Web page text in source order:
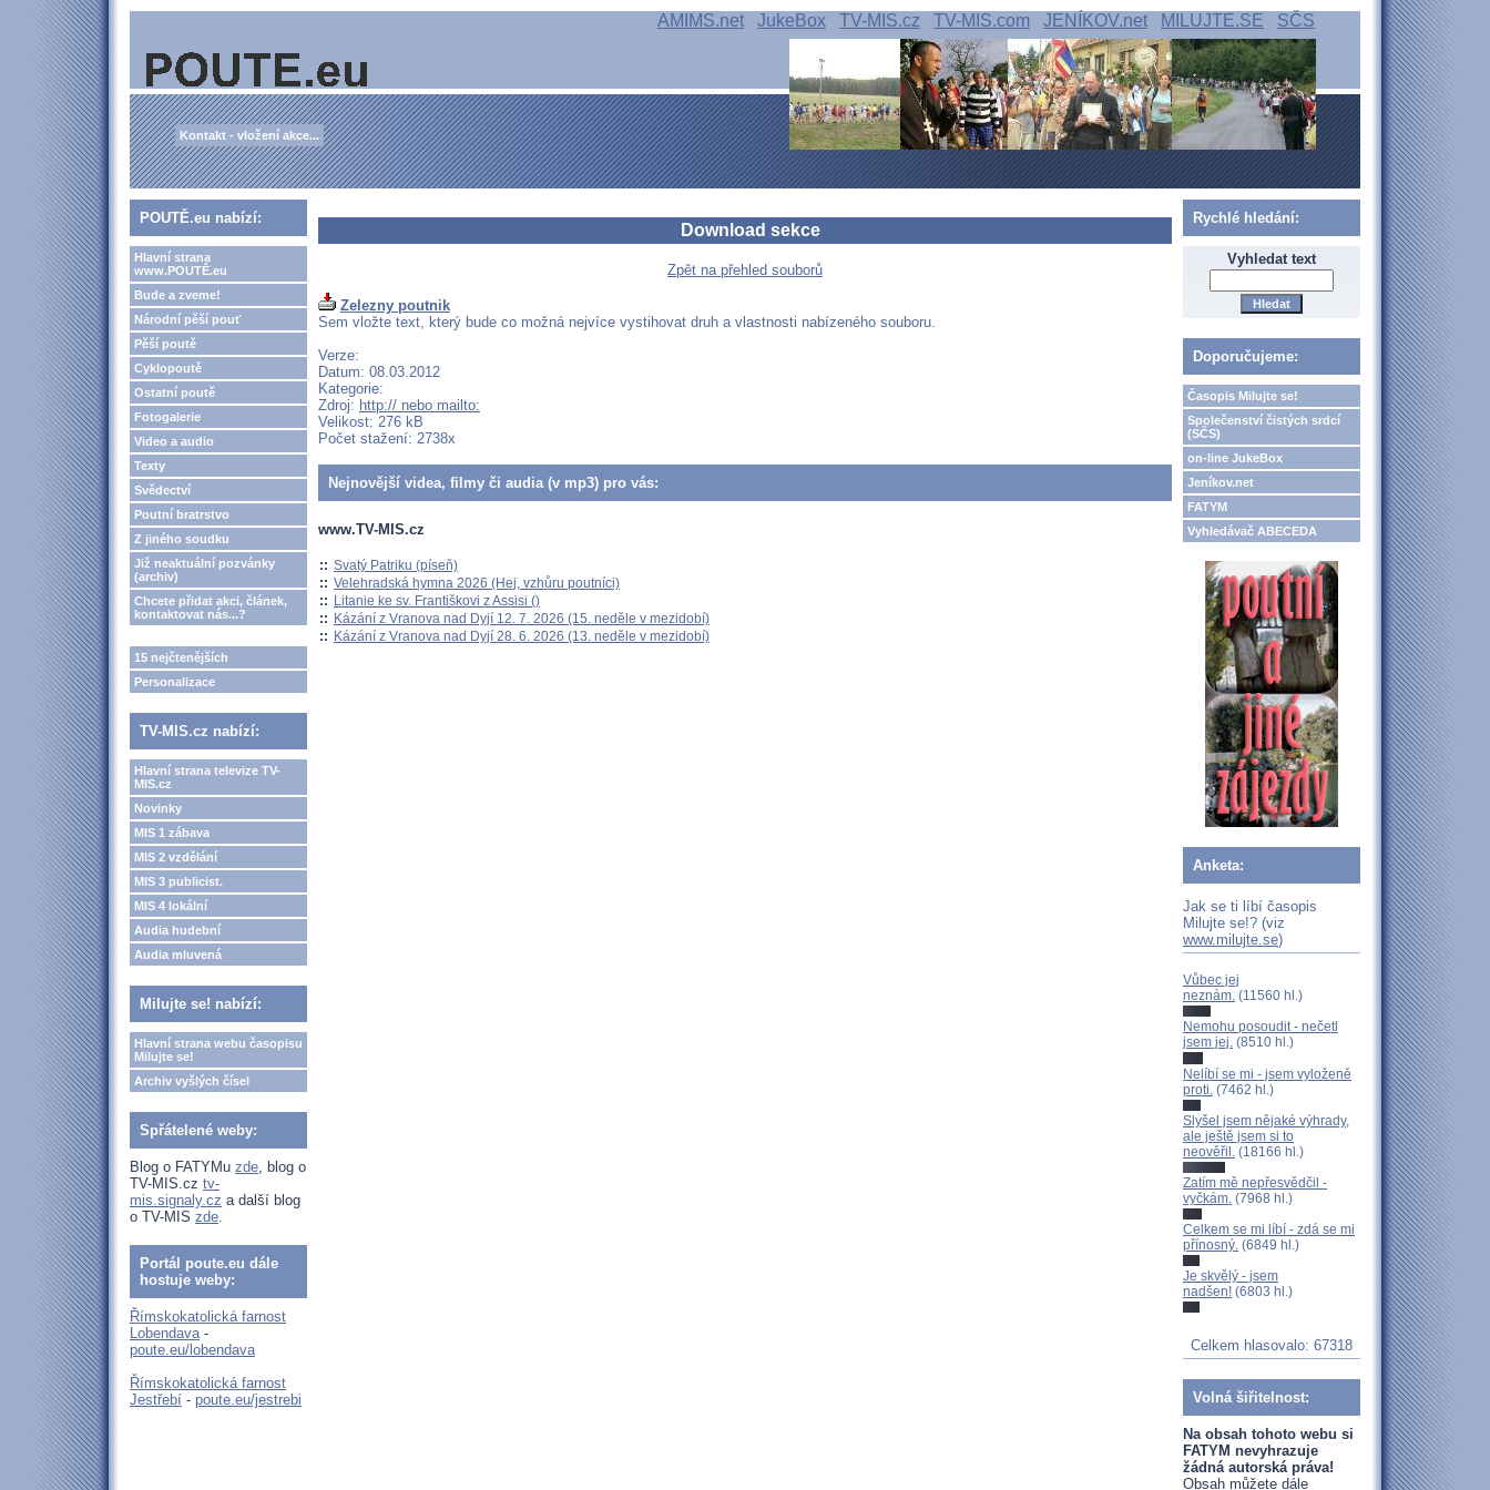
AMIMS.net JukeBox TV-MIS.cz TV-MIS.com JENÍKOV.net MILUJTE.SE SČS
Kontakt - vložení akce...
POUTĚ.eu nabízí:
Hlavní strana
www.POUTĚ.eu
Bude a zveme!
Národní pěší pouť
Pěší poutě
Cyklopoutě
Ostatní poutě
Fotogalerie
Video a audio
Texty
Svědectví
Poutní bratrstvo
Z jiného soudku
Již neaktuální pozvánky
(archiv)
Chcete přidat akci, článek,
kontaktovat nás...?
15 nejčtenějších
Personalizace
TV-MIS.cz nabízí:
Hlavní strana televize TV-
MIS.cz
Novinky
MIS 1 zábava
MIS 2 vzdělání
MIS 3 publicist.
MIS 4 lokální
Audia hudební
Audia mluvená
Milujte se! nabízí:
Hlavní strana webu časopisu
Milujte se!
Archiv vyšlých čísel
Spřátelené weby:
Blog o FATYMu zde, blog o
TV-MIS.cz tv-
mis.signaly.cz a další blog
o TV-MIS zde.
Portál poute.eu dále
hostuje weby:
Římskokatolická farnost
Lobendava-
poute.eu/lobendava
Římskokatolická farnost
Jestřebí - poute.eu/jestrebi
Download sekce
Zpět na přehled souborů
Zelezny poutnik
Sem vložte text, který bude co možná nejvíce vystihovat druh a vlastnosti nabízeného souboru.
Verze:
Datum: 08.03.2012
Kategorie:
Zdroj: http:// nebo mailto:
Velikost: 276 kB
Počet stažení: 2738x
Nejnovější videa, filmy či audia (v mp3) pro vás:
www.TV-MIS.cz
:: Svatý Patriku (píseň)
:: Velehradská hymna 2026 (Hej, vzhůru poutníci)
:: Litanie ke sv. Františkovi z Assisi ()
:: Kázání z Vranova nad Dyjí 12. 7. 2026 (15. neděle v mezidobí)
:: Kázání z Vranova nad Dyjí 28. 6. 2026 (13. neděle v mezidobí)
Rychlé hledání:
Vyhledat text
Doporučujeme:
Časopis Milujte se!
Společenství čistých srdcí
(SČS)
on-line JukeBox
Jeníkov.net
FATYM
Vyhledávač ABECEDA
Anketa:
Jak se ti líbí časopis
Milujte se!? (viz
www.milujte.se)
Vůbec jej
neznám. (11560 hl.)
Nemohu posoudit - nečetl
jsem jej. (8510 hl.)
Nelíbí se mi - jsem vyloženě
proti. (7462 hl.)
Slyšel jsem nějaké výhrady,
ale ještě jsem si to
neověřil. (18166 hl.)
Zatím mě nepřesvědčil -
vyčkám. (7968 hl.)
Celkem se mi líbí - zdá se mi
přínosný. (6849 hl.)
Je skvělý - jsem
nadšen! (6803 hl.)
Celkem hlasovalo: 67318
Volná šiřitelnost:
Na obsah tohoto webu si
FATYM nevyhrazuje
žádná autorská práva!
Obsah můžete dále